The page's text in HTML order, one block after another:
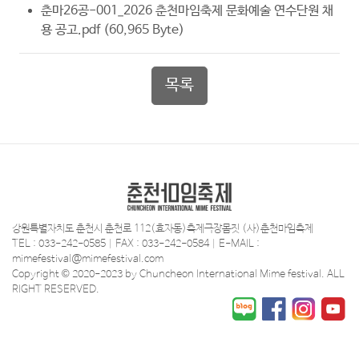
춘마26공-001_2026 춘천마임축제 문화예술 연수단원 채
용 공고.pdf (60,965 Byte)
목록
강원특별자치도 춘천시 춘천로 112(효자동)축제극장몸짓 (사)춘천마임축제
TEL : 033-242-0585 | FAX : 033-242-0584 | E-MAIL :
mimefestival@mimefestival.com
Copyright © 2020-2023 by Chuncheon International Mime festival. ALL
RIGHT RESERVED.